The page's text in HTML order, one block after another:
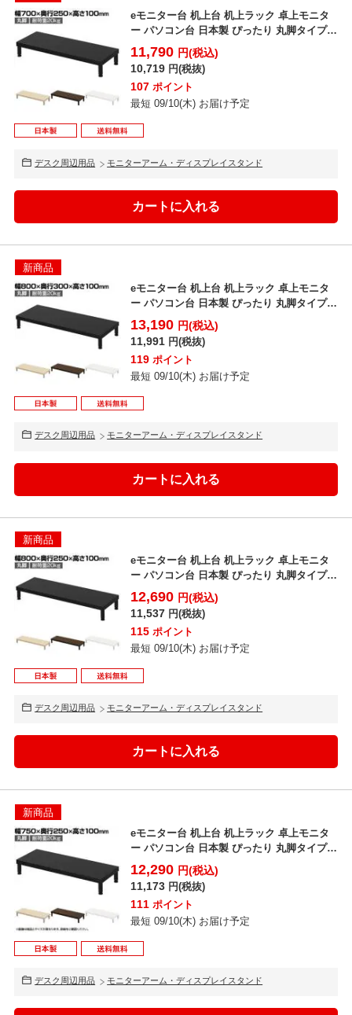
eモニター台 机上台 机上ラック 卓上モニタ
ー パソコン台 日本製 ぴったり 丸脚タイプ
幅700×...
11,790 円(税込)
10,719 円(税抜)
107 ポイント
最短 09/10(木) お届け予定
デスク周辺用品 モニターアーム・ディスプレイスタンド
新商品
eモニター台 机上台 机上ラック 卓上モニタ
ー パソコン台 日本製 ぴったり 丸脚タイプ
幅800×...
13,190 円(税込)
11,991 円(税抜)
119 ポイント
最短 09/10(木) お届け予定
デスク周辺用品 モニターアーム・ディスプレイスタンド
新商品
eモニター台 机上台 机上ラック 卓上モニタ
ー パソコン台 日本製 ぴったり 丸脚タイプ
幅800×...
12,690 円(税込)
11,537 円(税抜)
115 ポイント
最短 09/10(木) お届け予定
デスク周辺用品 モニターアーム・ディスプレイスタンド
新商品
eモニター台 机上台 机上ラック 卓上モニタ
ー パソコン台 日本製 ぴったり 丸脚タイプ
幅750×...
12,290 円(税込)
11,173 円(税抜)
111 ポイント
最短 09/10(木) お届け予定
デスク周辺用品 モニターアーム・ディスプレイスタンド